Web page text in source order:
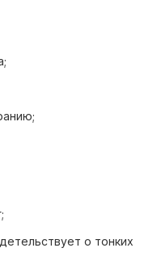
о тонких